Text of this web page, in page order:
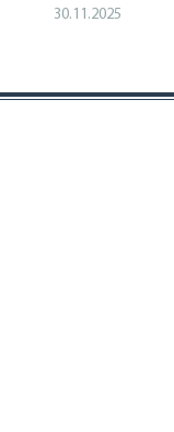
30.11.2025